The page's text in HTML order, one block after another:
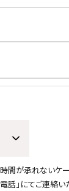
が承れないケー
話」にてご連絡い